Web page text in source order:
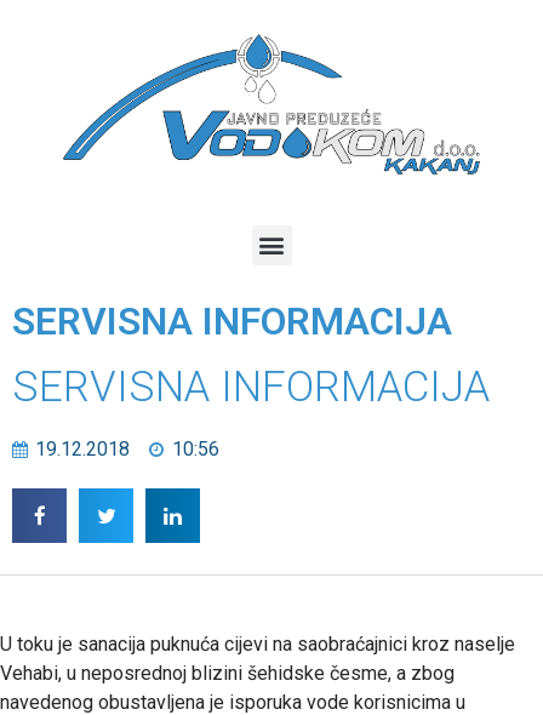
SERVISNA INFORMACIJA
SERVISNA INFORMACIJA
19.12.2018 10:56
U toku je sanacija puknuća cijevi na saobraćajnici kroz naselje
Vehabi, u neposrednoj blizini šehidske česme, a zbog
navedenog obustavljena je isporuka vode korisnicima u